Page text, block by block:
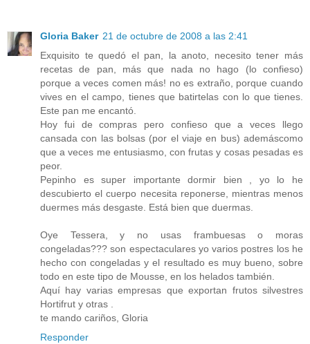
Gloria Baker 21 de octubre de 2008 a las 2:41
Exquisito te quedó el pan, la anoto, necesito tener más
recetas de pan, más que nada no hago (lo confieso)
porque a veces comen más! no es extraño, porque cuando
vives en el campo, tienes que batirtelas con lo que tienes.
Este pan me encantó.
Hoy fui de compras pero confieso que a veces llego
cansada con las bolsas (por el viaje en bus) ademáscomo
que a veces me entusiasmo, con frutas y cosas pesadas es
peor.
Pepinho es super importante dormir bien , yo lo he
descubierto el cuerpo necesita reponerse, mientras menos
duermes más desgaste. Está bien que duermas.
Oye Tessera, y no usas frambuesas o moras
congeladas??? son espectaculares yo varios postres los he
hecho con congeladas y el resultado es muy bueno, sobre
todo en este tipo de Mousse, en los helados también.
Aquí hay varias empresas que exportan frutos silvestres
Hortifrut y otras .
te mando cariños, Gloria
Responder